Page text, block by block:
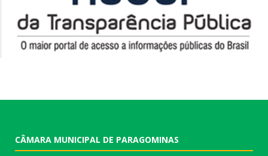
CÂMARA MUNICIPAL DE PARAGOMINAS